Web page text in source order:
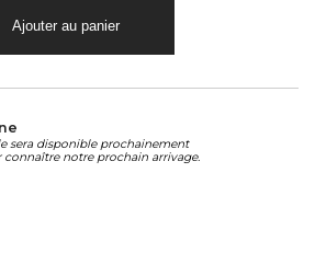
sera disponible prochainement
notre prochain arrivage.